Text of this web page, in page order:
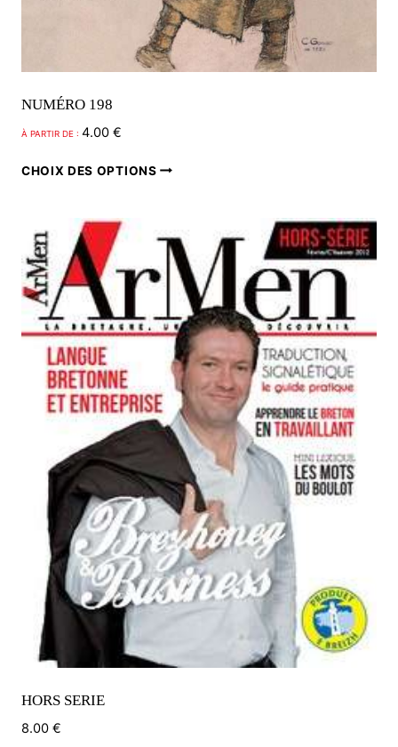
NUMÉRO 198
À PARTIR DE : 4.00 €
CHOIX DES OPTIONS
plusieurs
variations.
Les
options
peuvent
être
choisies
sur
la
page
du
produit
HORS SERIE
8.00 €